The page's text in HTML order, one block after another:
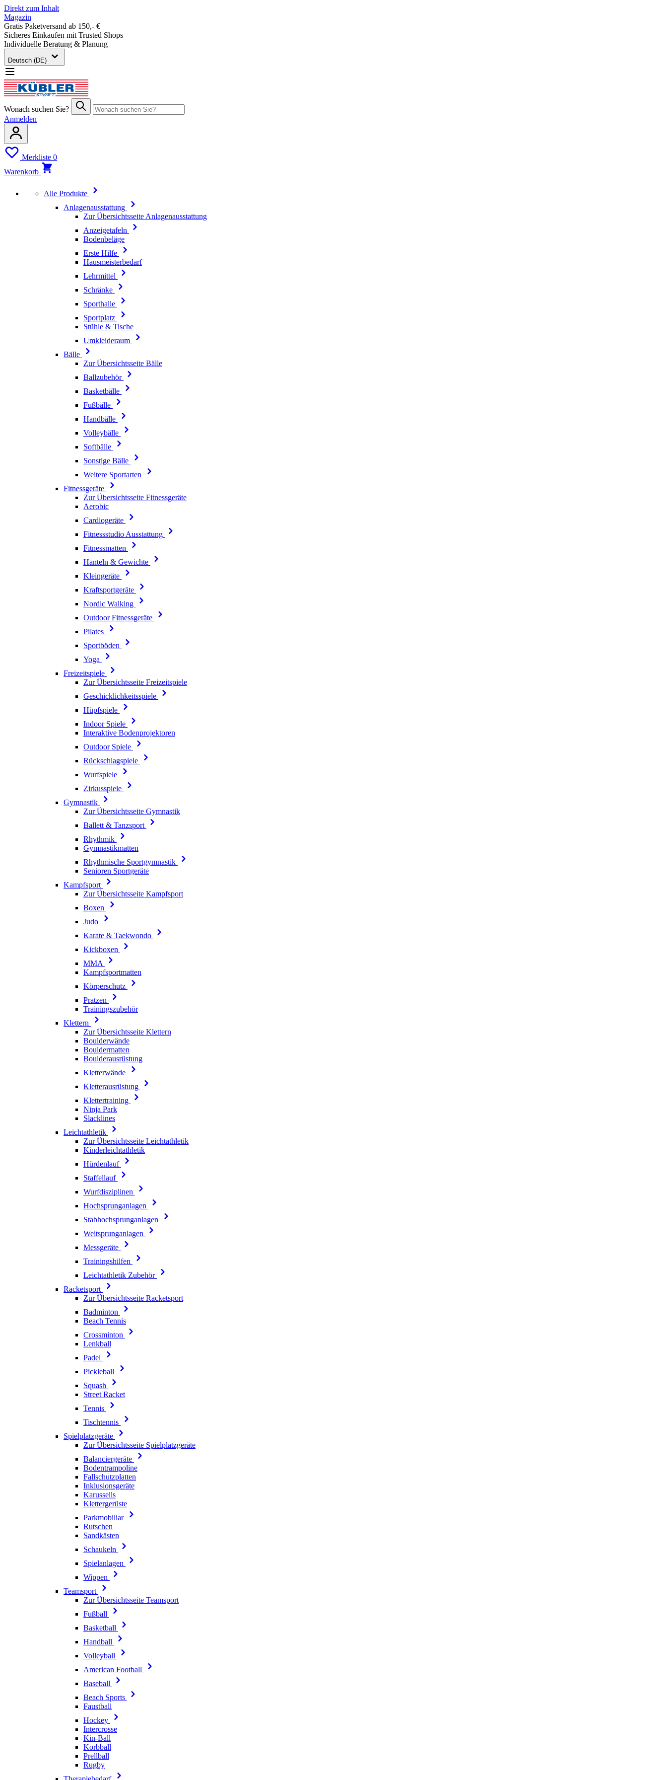
Direkt zum Inhalt
Magazin
Gratis Paketversand ab 150,- €
Sicheres Einkaufen mit Trusted Shops
Individuelle Beratung & Planung
Deutsch (DE)
Wonach suchen Sie?
Anmelden
Merkliste 0
Warenkorb
Alle Produkte
Anlagenausstattung
Zur Übersichtsseite Anlagenausstattung
Anzeigetafeln
Bodenbeläge
Erste Hilfe
Hausmeisterbedarf
Lehrmittel
Schränke
Sporthalle
Sportplatz
Stühle & Tische
Umkleideraum
Bälle
Zur Übersichtsseite Bälle
Ballzubehör
Basketbälle
Fußbälle
Handbälle
Volleybälle
Softbälle
Sonstige Bälle
Weitere Sportarten
Fitnessgeräte
Zur Übersichtsseite Fitnessgeräte
Aerobic
Cardiogeräte
Fitnessstudio Ausstattung
Fitnessmatten
Hanteln & Gewichte
Kleingeräte
Kraftsportgeräte
Nordic Walking
Outdoor Fitnessgeräte
Pilates
Sportböden
Yoga
Freizeitspiele
Zur Übersichtsseite Freizeitspiele
Geschicklichkeitsspiele
Hüpfspiele
Indoor Spiele
Interaktive Bodenprojektoren
Outdoor Spiele
Rückschlagspiele
Wurfspiele
Zirkusspiele
Gymnastik
Zur Übersichtsseite Gymnastik
Ballett & Tanzsport
Rhythmik
Gymnastikmatten
Rhythmische Sportgymnastik
Senioren Sportgeräte
Kampfsport
Zur Übersichtsseite Kampfsport
Boxen
Judo
Karate & Taekwondo
Kickboxen
MMA
Kampfsportmatten
Körperschutz
Pratzen
Trainingszubehör
Klettern
Zur Übersichtsseite Klettern
Boulderwände
Bouldermatten
Boulderausrüstung
Kletterwände
Kletterausrüstung
Klettertraining
Ninja Park
Slacklines
Leichtathletik
Zur Übersichtsseite Leichtathletik
Kinderleichtathletik
Hürdenlauf
Staffellauf
Wurfdisziplinen
Hochsprunganlagen
Stabhochsprunganlagen
Weitsprunganlagen
Messgeräte
Trainingshilfen
Leichtathletik Zubehör
Racketsport
Zur Übersichtsseite Racketsport
Badminton
Beach Tennis
Crossminton
Lenkball
Padel
Pickleball
Squash
Street Racket
Tennis
Tischtennis
Spielplatzgeräte
Zur Übersichtsseite Spielplatzgeräte
Balanciergeräte
Bodentrampoline
Fallschutzplatten
Inklusionsgeräte
Karussells
Klettergerüste
Parkmobiliar
Rutschen
Sandkästen
Schaukeln
Spielanlagen
Wippen
Teamsport
Zur Übersichtsseite Teamsport
Fußball
Basketball
Handball
Volleyball
American Football
Baseball
Beach Sports
Faustball
Hockey
Intercrosse
Kin-Ball
Korbball
Prellball
Rugby